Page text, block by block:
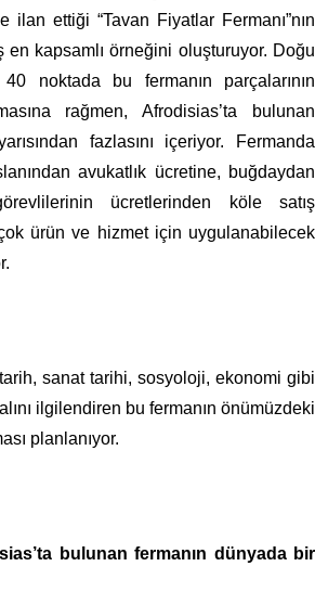
ilan ettiği “Tavan Fiyatlar Fermanı”nın
en kapsamlı örneğini oluşturuyor. Doğu
noktada bu fermanın parçalarının
rağmen, Afrodisias’ta bulunan
fazlasını içeriyor. Fermanda
avukatlık ücretine, buğdaydan
ücretlerinden köle satış
ürün ve hizmet için uygulanabilecek
sanat tarihi, sosyoloji, ekonomi gibi
ilgilendiren bu fermanın önümüzdeki
planlanıyor.
bulunan fermanın dünyada bir